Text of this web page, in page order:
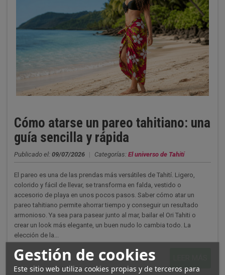
Gestión de cookies
Este sitio web utiliza cookies propias y de terceros para
Cómo atarse un pareo tahitiano: una
guía sencilla y rápida
Publicado el: 09/07/2026 | Categorías: El universo de Tahití
El pareo es una de las prendas más versátiles de Tahití. Ligero,
colorido y fácil de llevar, se transforma en falda, vestido o
accesorio de playa en unos pocos pasos. Saber cómo atar un
pareo tahitiano permite ahorrar tiempo y conseguir un resultado
armonioso. Ya sea para pasear junto al mar, bailar el Ori Tahiti o
crear un look más elegante, un buen nudo lo cambia todo. La
elección de la...